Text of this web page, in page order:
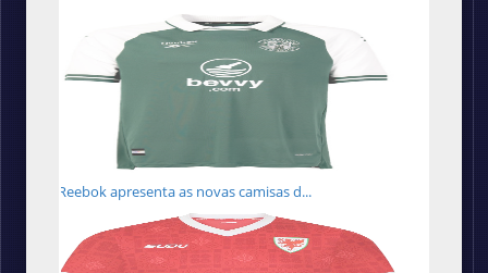
Reebok apresenta as novas camisas d...